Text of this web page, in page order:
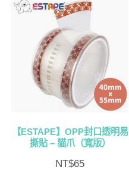
【ESTAPE】OPP封口透明易
撕貼 – 貓爪（寬版）
NT$65